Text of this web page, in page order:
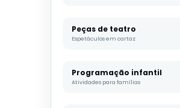
Peças de teatro
Espetáculos em cartaz
Programação infantil
Atividades para famílias